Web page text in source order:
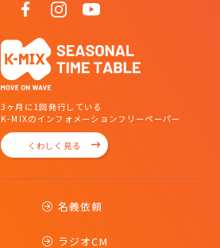
3ヶ月に1回発行している
K-MIXのインフォメーションフリーペーパー
くわしく見る
名義依頼
ラジオCM